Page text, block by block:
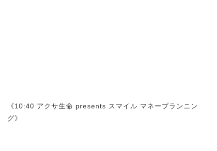
《10:40 アクサ生命 presents スマイル マネープランニン
グ》